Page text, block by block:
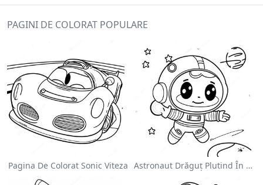
PAGINI DE COLORAT POPULARE
Pagina De Colorat Sonic Viteza Astronaut Drăguț Plutind În Spațiu - Pagina De Colorat